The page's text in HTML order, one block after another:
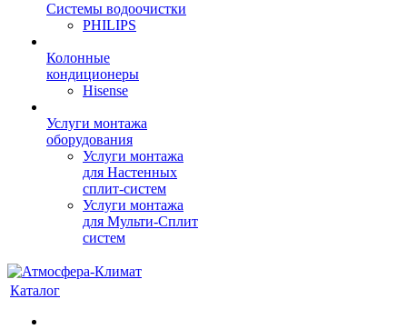
Системы водоочистки
PHILIPS
Колонные
кондиционеры
Hisense
Услуги монтажа
оборудования
Услуги монтажа
для Настенных
сплит-систем
Услуги монтажа
для Мульти-Сплит
систем
Каталог